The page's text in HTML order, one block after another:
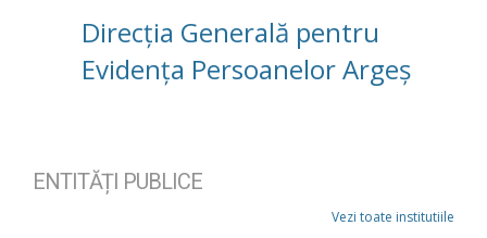
Direcția Generală pentru
Evidența Persoanelor Argeș
ENTITĂȚI PUBLICE
Vezi toate institutiile